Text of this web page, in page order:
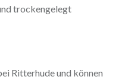
trockengelegt
Ritterhude und können